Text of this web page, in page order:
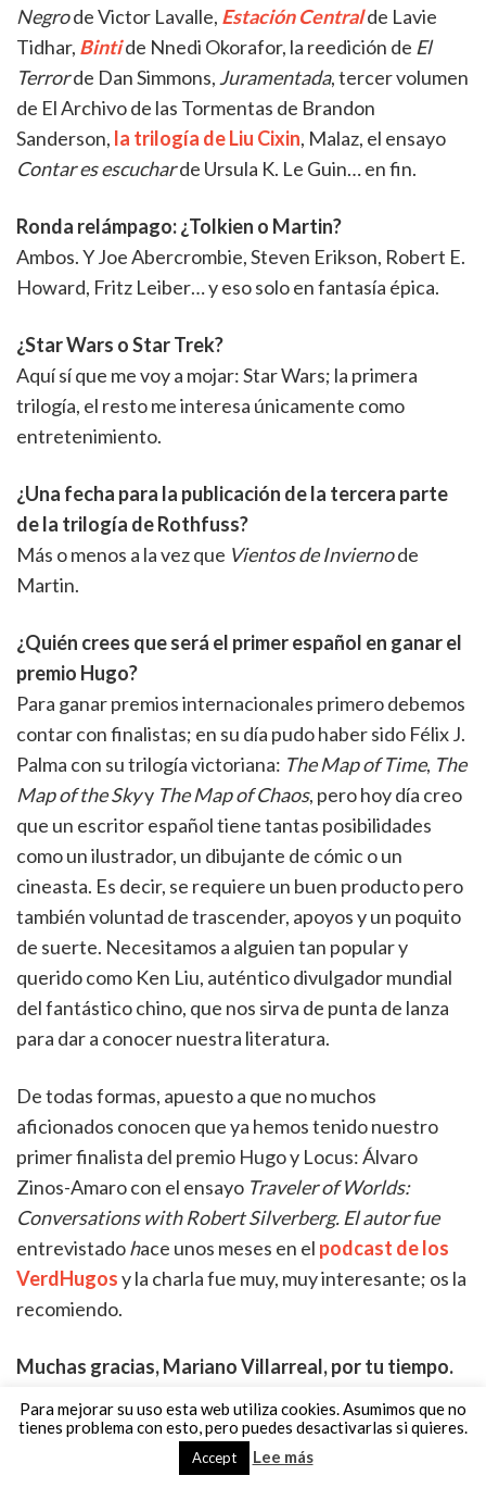
Negrode Victor Lavalle, Estación Centralde Lavie
Tidhar, Bintide Nnedi Okorafor, la reedición de El
Terrorde Dan Simmons, Juramentada, tercer volumen
de El Archivo de las Tormentas de Brandon
Sanderson, la trilogía de Liu Cixin, Malaz, el ensayo
Contar es escucharde Ursula K. Le Guin… en fin.
Ronda relámpago: ¿Tolkien o Martin?
Ambos. Y Joe Abercrombie, Steven Erikson, Robert E.
Howard, Fritz Leiber… y eso solo en fantasía épica.
¿Star Wars o Star Trek?
Aquí sí que me voy a mojar: Star Wars; la primera
trilogía, el resto me interesa únicamente como
entretenimiento.
¿Una fecha para la publicación de la tercera parte
de la trilogía de Rothfuss?
Más o menos a la vez que Vientos de Inviernode
Martin.
¿Quién crees que será el primer español en ganar el
premio Hugo?
Para ganar premios internacionales primero debemos
contar con finalistas; en su día pudo haber sido Félix J.
Palma con su trilogía victoriana: The Map of Time, The
Map of the Skyy The Map of Chaos, pero hoy día creo
que un escritor español tiene tantas posibilidades
como un ilustrador, un dibujante de cómic o un
cineasta. Es decir, se requiere un buen producto pero
también voluntad de trascender, apoyos y un poquito
de suerte. Necesitamos a alguien tan popular y
querido como Ken Liu, auténtico divulgador mundial
del fantástico chino, que nos sirva de punta de lanza
para dar a conocer nuestra literatura.
De todas formas, apuesto a que no muchos
aficionados conocen que ya hemos tenido nuestro
primer finalista del premio Hugo y Locus: Álvaro
Zinos-Amaro con el ensayo Traveler of Worlds:
Conversations with Robert Silverberg. El autor fue
entrevistadohace unos meses en el podcast de los
VerdHugosy la charla fue muy, muy interesante; os la
recomiendo.
Muchas gracias, Mariano Villarreal, por tu tiempo.
A vosotros por invitarme. Si me necesitáis, solo tenéis
Para mejorar su uso esta web utiliza cookies. Asumimos que no
tienes problema con esto, pero puedes desactivarlas si quieres.
Accept Lee más